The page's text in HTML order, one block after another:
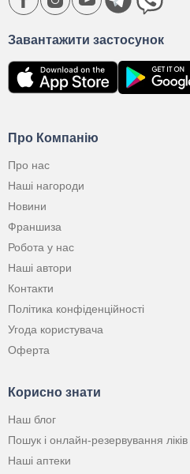
Про Компанію
Про нас
Наші нагороди
Новини
Франшиза
Робота у нас
Наші автори
Контакти
Політика конфіденційності
Угода користувача
Оферта
Корисно знати
Наш блог
Пошук і онлайн-резервування ліків
Наші аптеки
Завантажити застосунок